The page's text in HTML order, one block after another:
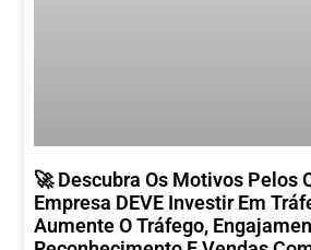
🚀 Descubra Os Motivos Pelos
Empresa DEVE Investir Em
Aumente O Tráfego,